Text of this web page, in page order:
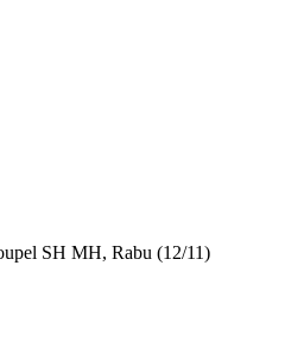
SH MH, Rabu (12/11)